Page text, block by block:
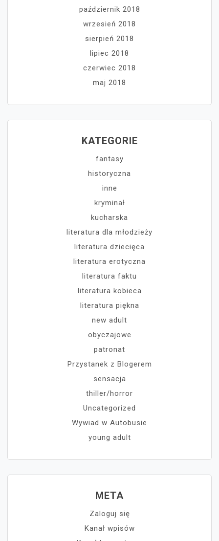
październik 2018
wrzesień 2018
sierpień 2018
lipiec 2018
czerwiec 2018
maj 2018
KATEGORIE
fantasy
historyczna
inne
kryminał
kucharska
literatura dla młodzieży
literatura dziecięca
literatura erotyczna
literatura faktu
literatura kobieca
literatura piękna
new adult
obyczajowe
patronat
Przystanek z Blogerem
sensacja
thiller/horror
Uncategorized
Wywiad w Autobusie
young adult
META
Zaloguj się
Kanał wpisów